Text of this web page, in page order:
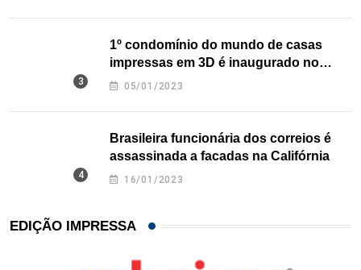
1º condomínio do mundo de casas
impressas em 3D é inaugurado no
Texas
05/01/2023
Brasileira funcionária dos correios é
assassinada a facadas na Califórnia
16/01/2023
EDIÇÃO IMPRESSA